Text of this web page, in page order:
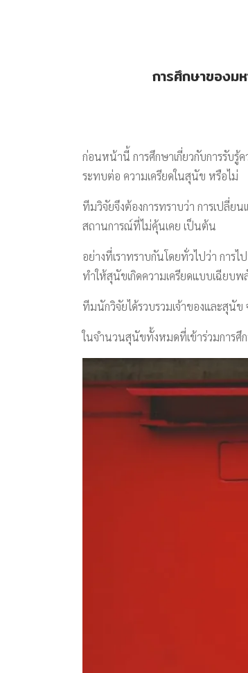
การศึกษาของม
ก่อนหน้านี้ การศึกษาเกี่ยวกับการรับรู้
ระทบต่อ ความเครียดในสุนัข หรือไม่
ทีมวิจัยจึงต้องการทราบว่า การเปลี่ย
สถานการณ์ที่ไม่คุ้นเคย เป็นต้น
อย่างที่เราทราบกันโดยทั่วไปว่า กา
ทำให้สุนัขเกิดความเครียดแบบเฉียบ
ทีมนักวิจัยได้รวบรวมเจ้าของและสุนั
ในจำนวนสุนัขทั้งหมดที่เข้าร่วมการศึ